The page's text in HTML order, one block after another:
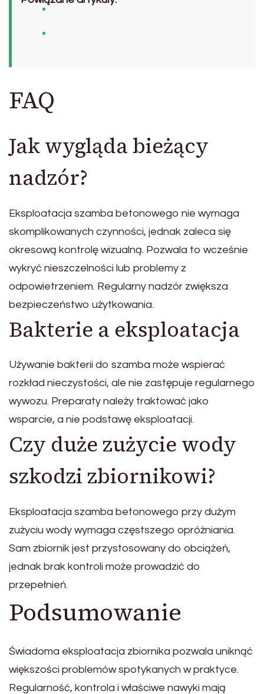
FAQ
Jak wygląda bieżący
nadzór?
Eksploatacja szamba betonowego nie wymaga
skomplikowanych czynności, jednak zaleca się
okresową kontrolę wizualną. Pozwala to wcześnie
wykryć nieszczelności lub problemy z
odpowietrzeniem. Regularny nadzór zwiększa
bezpieczeństwo użytkowania.
Bakterie a eksploatacja
Używanie bakterii do szamba może wspierać
rozkład nieczystości, ale nie zastępuje regularnego
wywozu. Preparaty należy traktować jako
wsparcie, a nie podstawę eksploatacji.
Czy duże zużycie wody
szkodzi zbiornikowi?
Eksploatacja szamba betonowego przy dużym
zużyciu wody wymaga częstszego opróżniania.
Sam zbiornik jest przystosowany do obciążeń,
jednak brak kontroli może prowadzić do
przepełnień.
Podsumowanie
Świadoma eksploatacja zbiornika pozwala uniknąć
większości problemów spotykanych w praktyce.
Regularność, kontrola i właściwe nawyki mają